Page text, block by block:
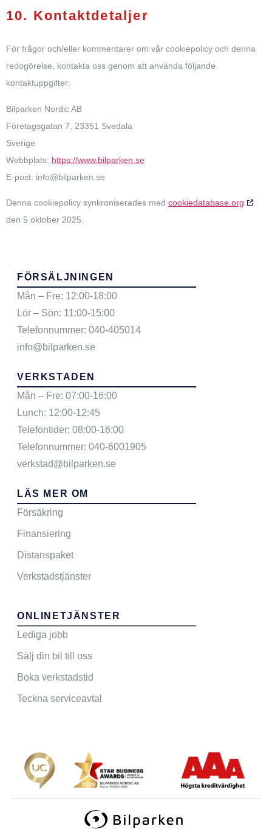
10. Kontaktdetaljer
För frågor och/eller kommentarer om vår cookiepolicy och denna
redogörelse, kontakta oss genom att använda följande
kontaktuppgifter:
Bilparken Nordic AB
Företagsgatan 7, 23351 Svedala
Sverige
Webbplats: https://www.bilparken.se
E-post: info@bilparken.se
Denna cookiepolicy synkroniserades med cookiedatabase.org
den 5 oktober 2025.
FÖRSÄLJNINGEN
Mån – Fre: 12:00-18:00
Lör – Sön: 11:00-15:00
Telefonnummer: 040-405014
info@bilparken.se
VERKSTADEN
Mån – Fre: 07:00-16:00
Lunch: 12:00-12:45
Telefontider: 08:00-16:00
Telefonnummer: 040-6001905
verkstad@bilparken.se
LÄS MER OM
Försäkring
Finansiering
Distanspaket
Verkstadstjänster
ONLINETJÄNSTER
Lediga jobb
Sälj din bil till oss
Boka verkstadstid
Teckna serviceavtal